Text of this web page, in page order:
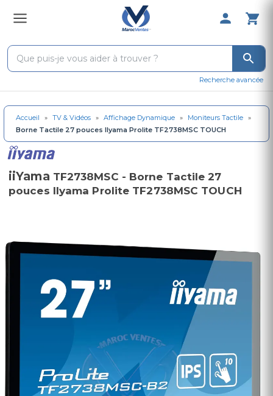
0 Produit
Recherche avancée
Accueil » TV & Vidéos » Affichage Dynamique » Moniteurs Tactile »
Borne Tactile 27 pouces IIyama Prolite TF2738MSC TOUCH
iiYama TF2738MSC - Borne Tactile 27
pouces IIyama Prolite TF2738MSC TOUCH